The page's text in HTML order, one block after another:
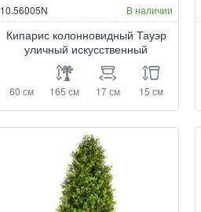
10.56005N В наличии
Кипарис колонновидный Тауэр
уличный искусственный
60 см 165 см 17 см 15 см